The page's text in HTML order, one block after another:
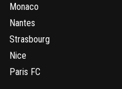
Monaco
Nantes
Strasbourg
Nice
Paris FC